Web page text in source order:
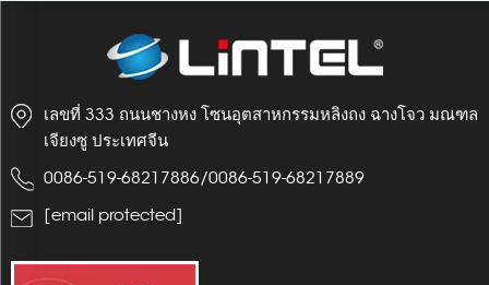
เลขที่ 333 ถนนชางหง โซนอุตสาหกรรมหลิงถง ฉางโจว มณฑล
เจียงซู ประเทศจีน
0086-519-68217886/0086-519-68217889
[email protected]